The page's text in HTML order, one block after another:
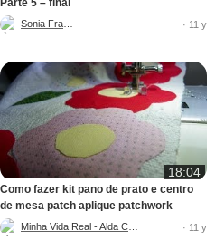
Parte 5 – final
· 11 y
18:04
Como fazer kit pano de prato e centro
de mesa patch aplique patchwork
· 11 y